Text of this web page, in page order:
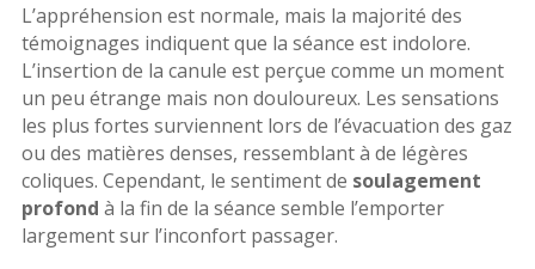
L’appréhension est normale, mais la majorité des
témoignages indiquent que la séance est indolore.
L’insertion de la canule est perçue comme un moment
un peu étrange mais non douloureux. Les sensations
les plus fortes surviennent lors de l’évacuation des gaz
ou des matières denses, ressemblant à de légères
coliques. Cependant, le sentiment de soulagement
profond à la fin de la séance semble l’emporter
largement sur l’inconfort passager.